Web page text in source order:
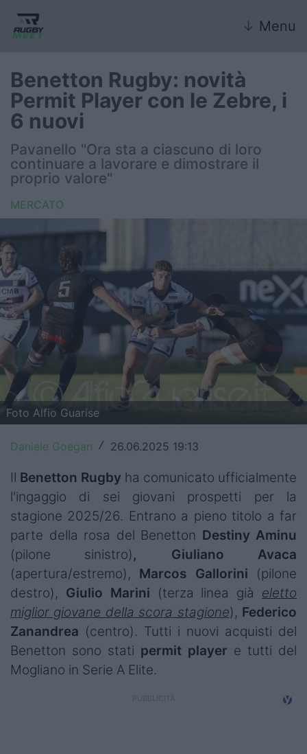
↓ Menu
Nazionale
Nazionali giovanili
Rugby Sevens
FIR
Internazionale
6 Nazioni
United Rugby Championship
Top14
Premiership
Champions Cup
Challenge Cup
World Rugby
Rugby World Cup
Super Rugby
Rugby in TV
Mercato
Serie A Elite
Campionati
Serie A
Benetton Rugby: novità
Permit Player con le Zebre, i
6 nuovi
Pavanello "Ora sta a ciascuno di loro
continuare a lavorare e dimostrare il
proprio valore"
MERCATO
Foto Alfio Guarise
Daniele Goegan / 26.06.2025 19:13
Il Benetton Rugby ha comunicato ufficialmente
l'ingaggio di sei giovani prospetti per la
stagione 2025/26. Entrano a pieno titolo a far
parte della rosa del Benetton Destiny Aminu
(pilone sinistro), Giuliano Avaca
(apertura/estremo), Marcos Gallorini (pilone
destro), Giulio Marini (terza linea già eletto
miglior giovane della scora stagione), Federico
Zanandrea (centro). Tutti i nuovi acquisti del
Benetton sono stati permit player e tutti del
Mogliano in Serie A Elite.